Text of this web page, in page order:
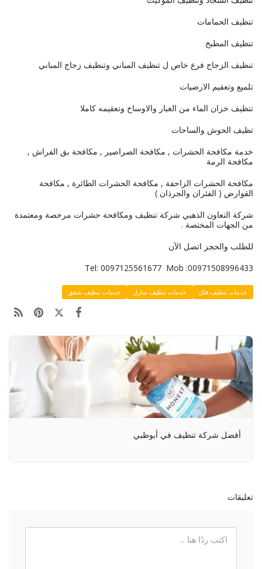
تنظيف الحمامات
تنظيف المطبخ
تنظيف الزجاج فرع خاص ل تنظيف المباني وتنظيف زجاج المباني
تلميع وتعقيم الارضيات
تنظيف خزان الماء من الغبار والاوساخ وتعقيمه كاملا
تظيف الحوش والساحات
خدمة مكافحة الحشرات , مكافحة الصراصير , مكافحة بق الفراش ,
مكافحة الرمة
مكافحة الحشرات الزاحفة , مكافحة الحشرات الطائرة , مكافحة
القوارض ( الفئران والجرذان )
شركة التعاون الذهبي شركة تنظيف ومكافحة حشرات مرخصة ومعتمدة
من الجهات المختصة .
للطلب والحجز اتصل الآن
Tel: 0097125561677 Mob :00971508996433
خدمات تنظيف فلل خدمات تنظيف منازل خدمات تنظيف شقق
أفضل شركة تنظيف في أبوظبي
تعليقات